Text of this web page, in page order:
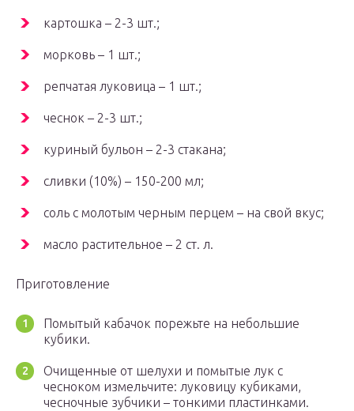
картошка – 2-3 шт.;
морковь – 1 шт.;
репчатая луковица – 1 шт.;
чеснок – 2-3 шт.;
куриный бульон – 2-3 стакана;
сливки (10%) – 150-200 мл;
соль с молотым черным перцем – на свой вкус;
масло растительное – 2 ст. л.
Приготовление
Помытый кабачок порежьте на небольшие
кубики.
Очищенные от шелухи и помытые лук с
чесноком измельчите: луковицу кубиками,
чесночные зубчики – тонкими пластинками.